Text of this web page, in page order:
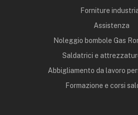
Forniture
Assistenza
Noleggio bombole Gas
Saldatrici e
Abbigliamento da lavoro
Formazione e corsi